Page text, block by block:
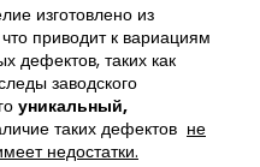
изготовлено из
приводит к вариациям
дефектов, таких как
заводского
уникальный,
таких дефектов не
недостатки.